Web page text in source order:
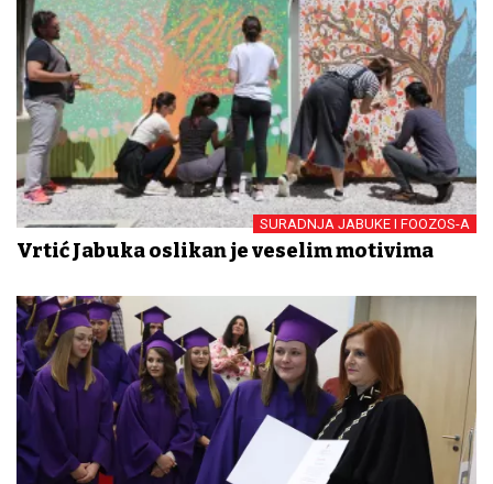
SURADNJA JABUKE I FOOZOS-A
Vrtić Jabuka oslikan je veselim motivima